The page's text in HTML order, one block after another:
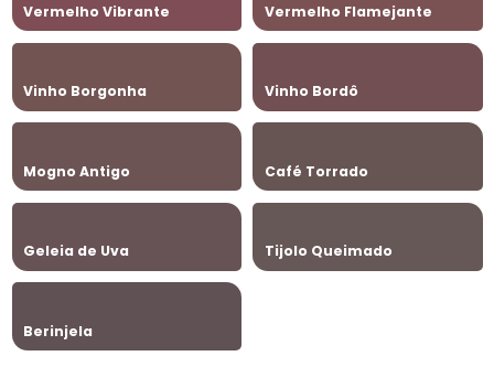
Vermelho Vibrante Vermelho Flamejante
Vinho Borgonha Vinho Bordô
Mogno Antigo Café Torrado
Geleia de Uva Tijolo Queimado
Berinjela